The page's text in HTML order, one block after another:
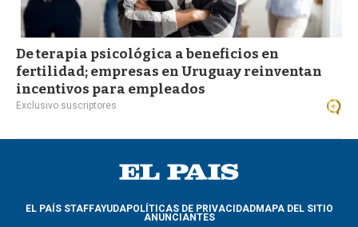
De terapia psicológica a beneficios en
fertilidad; empresas en Uruguay reinventan
incentivos para empleados
Exclusivo suscriptores
EL PAÍS STAFFAYUDAPOLÍTICAS DE PRIVACIDADMAPA DEL SITIO
ANUNCIANTES